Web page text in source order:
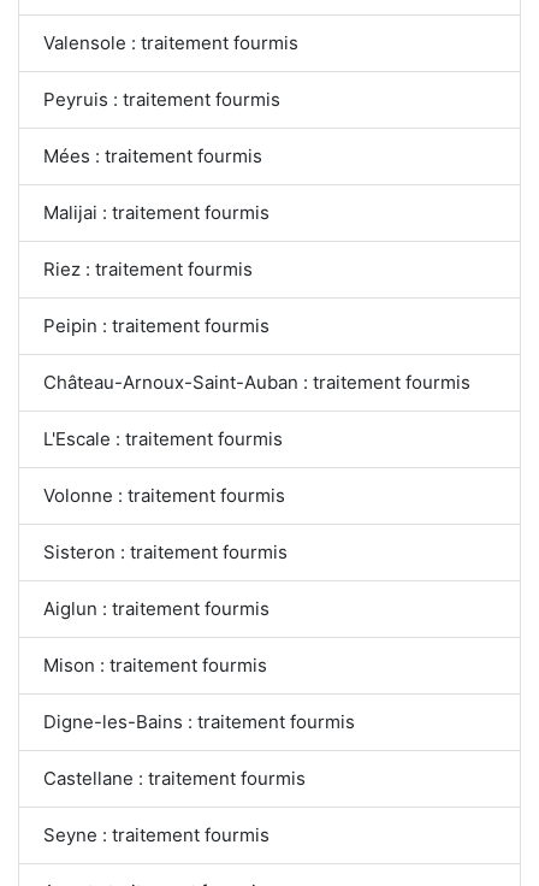
Valensole : traitement fourmis
Peyruis : traitement fourmis
Mées : traitement fourmis
Malijai : traitement fourmis
Riez : traitement fourmis
Peipin : traitement fourmis
Château-Arnoux-Saint-Auban : traitement fourmis
L'Escale : traitement fourmis
Volonne : traitement fourmis
Sisteron : traitement fourmis
Aiglun : traitement fourmis
Mison : traitement fourmis
Digne-les-Bains : traitement fourmis
Castellane : traitement fourmis
Seyne : traitement fourmis